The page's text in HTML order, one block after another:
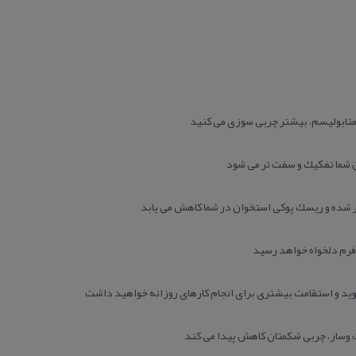
بیشتر چربی سوزی می كنید
تفكیك و سفت تر می شود
شده و ریسك پوكی استخوان در شما كاهش می یابد
دلخواه خواهد رسید
و استقامت بیشتری برای انجام كارهای روزانه خواهید داشت
چربی شكمتان كاهش پیدا می كند